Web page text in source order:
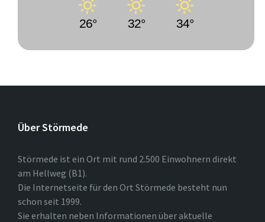
26° 32° 34°
Über Störmede
Störmede ist ein Ort mit rund 2.500 Einwohnern direkt
am Hellweg (B1).
Die Internetseite für den Ort Störmede besteht nun
schon seit 1999.
Sie erhalten neben Informationen über aktuelle